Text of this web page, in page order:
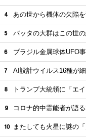
あの世から機体の欠陥
バッタの大群はこの世
ブラジル金属球体UFO
AI設計ウイルス16種が
トランプ大統領に「エ
コロナ的中霊能者が語
またしても火星に謎の